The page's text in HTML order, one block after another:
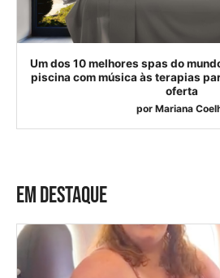
Um dos 10 melhores spas do
piscina com música às terapias
oferta
por Mariana
EM DESTAQUE